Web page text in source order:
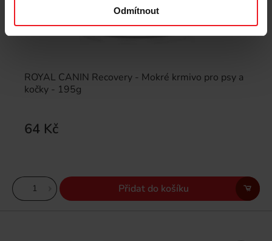
Odmítnout
ROYAL CANIN Recovery - Mokré krmivo pro psy a
kočky - 195g
64 Kč
Přidat do košíku